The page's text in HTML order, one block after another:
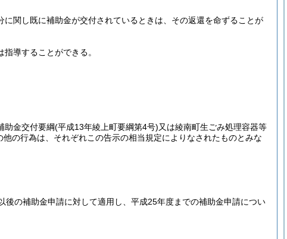
関し既に補助金が交付されているときは、その返還を命ずることが
導することができる。
助金交付要綱(平成13年綾上町要綱第4号)又は綾南町生ごみ処理容器等
の行為は、それぞれこの告示の相当規定によりなされたものとみな
の補助金申請に対して適用し、平成25年度までの補助金申請につい